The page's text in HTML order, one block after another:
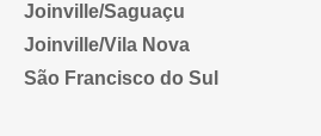
Joinville/Saguaçu
Joinville/Vila Nova
São Francisco do Sul